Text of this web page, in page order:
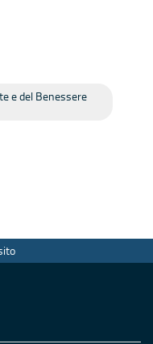
e del Benessere